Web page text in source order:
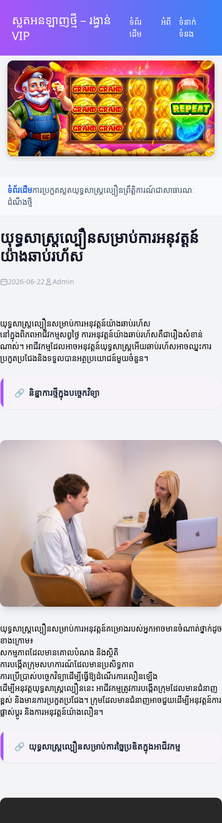
ស្លតអនឡាញថ្មី – រង្វាន់
VIP
ទំព័រ
ដើម
អំពី
ទំនាក់
ទំនង
ទំព័រដើមការប្រកួតស្លតយុទ្ធសាស្ត្រល្បឿនព្រឹត្តិការណ៍ជាសាធារណៈ
ដំណឹងថ្មី
យុទ្ធសាស្ត្រល្បឿនសម្រាប់ការអនុវត្តន៍
យ៉ាងឆាប់រហ័ស
2026-06-22 Admin
យុទ្ធសាស្ត្រល្បឿនសម្រាប់ការអនុវត្តន៍យ៉ាងឆាប់រហ័ស
នៅក្នុងពិភពអាជីវកម្មសព្វថ្ងៃ ការអនុវត្តន៍យ៉ាងឆាប់រហ័សគឺជា​រឿង​សំខាន់
ណាស់។ អាជីវកម្មដែលអាចអនុវត្តន៍យុទ្ធសាស្ត្រអើយឆាប់រហ័សអាចឈ្នះការ
ប្រកួតប្រជែងនិងទទួលបានអត្ថប្រយោជន៍មួយចំនួន។
🔗 និន្នាការថ្មីក្នុងបច្ចេកវិទ្យា
យុទ្ធសាស្ត្រល្បឿនសម្រាប់ការអនុវត្តន៍គម្រោងរបស់អ្នកអាចមានចំណាត់ថ្នាក់ដូច
ខាងក្រោម៖
សកម្មភាពដែលមានគោលបំណង និងស្ថិតិ
ការបង្កើតក្រុមសហការណ៍ដែលមានប្រសិទ្ធភាព
ការប្រើប្រាស់បច្ចេកវិទ្យាដើម្បីធ្វើឱ្យដំណើរការលឿនឡើង
ដើម្បីអនុវត្តយុទ្ធសាស្ត្រល្បឿននេះ អាជីវកម្មត្រូវការបង្កើតក្រុមដែលមានជំនាញ
ខ្ពស់ និងមានការប្រកួតប្រជែង។ ក្រុមដែលមានជំនាញអាចជួយដើម្បីអនុវត្តន៍ការ
ផ្លាស់ប្តូរ និងការអនុវត្តន៍យ៉ាងលឿន។
🔗 យុទ្ធសាស្ត្រល្បឿនសម្រាប់ការច្នៃប្រឌិតក្នុងអាជីវកម្ម